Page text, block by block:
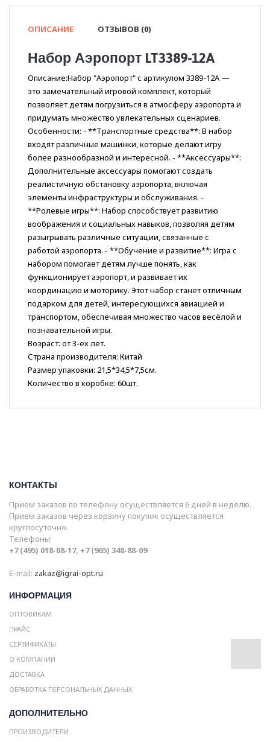
ОПИСАНИЕ ОТЗЫВОВ (0)
Набор Аэропорт LT3389-12A
Описание:Набор "Аэропорт" с артикулом 3389-12A —
это замечательный игровой комплект, который
позволяет детям погрузиться в атмосферу аэропорта и
придумать множество увлекательных сценариев.
Особенности: - **Транспортные средства**: В набор
входят различные машинки, которые делают игру
более разнообразной и интересной. - **Аксессуары**:
Дополнительные аксессуары помогают создать
реалистичную обстановку аэропорта, включая
элементы инфраструктуры и обслуживания. -
**Ролевые игры**: Набор способствует развитию
воображения и социальных навыков, позволяя детям
разыгрывать различные ситуации, связанные с
работой аэропорта. - **Обучение и развитие**: Игра с
набором помогает детям лучше понять, как
функционирует аэропорт, и развивает их
координацию и моторику. Этот набор станет отличным
подарком для детей, интересующихся авиацией и
транспортом, обеспечивая множество часов весёлой и
познавательной игры.
Возраст: от 3-ех лет.
Страна производителя: Китай
Размер упаковки: 21,5*34,5*7,5см.
Количество в коробке: 60шт.
КОНТАКТЫ
Прием заказов по телефону осуществляется 6 дней в неделю.
Прием заказов через корзину покупок осуществляется
круглосуточно.
Телефоны:
+7 (495) 018-08-17, +7 (965) 348-88-09
E-mail: zakaz@igrai-opt.ru
ИНФОРМАЦИЯ
ОПТОВИКАМ
ПРАЙС
СЕРТИФИКАТЫ
О КОМПАНИИ
ДОСТАВКА
ОБРАБОТКА ПЕРСОНАЛЬНЫХ ДАННЫХ
ДОПОЛНИТЕЛЬНО
ПРОИЗВОДИТЕЛИ